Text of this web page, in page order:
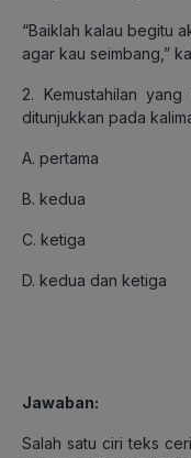
“Baiklah kalau begitu
agar kau seimbang,”
2. Kemustahilan
ditunjukkan pada
A. pertama
B. kedua
C. ketiga
D. kedua dan ketiga
Jawaban:
Salah satu ciri teks